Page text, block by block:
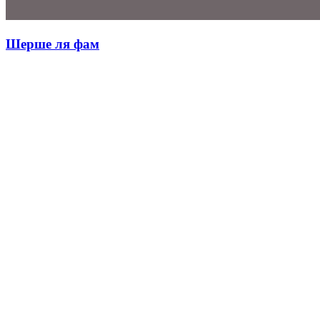
Шерше ля фам